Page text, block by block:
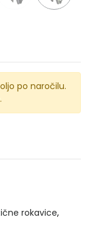
po naročilu.
rokavice,